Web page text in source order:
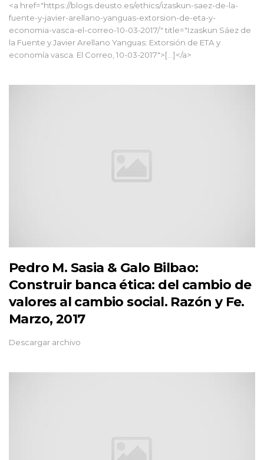
<a href="https://blogs.deusto.es/ethics/izaskun-saez-de-la-
fuente-y-javier-arellano-yanguas-extorsion-de-eta-y-
economia-vasca-el-correo-10-03-2017/" title="Izaskun Sáez de
la Fuente y Javier Arellano Yanguas: Extorsión de ETA y
economía vasca. El Correo, 10-03-2017">[...]</a>
Pedro M. Sasia & Galo Bilbao:
Construir banca ética: del cambio de
valores al cambio social. Razón y Fe.
Marzo, 2017
Descargar archivo